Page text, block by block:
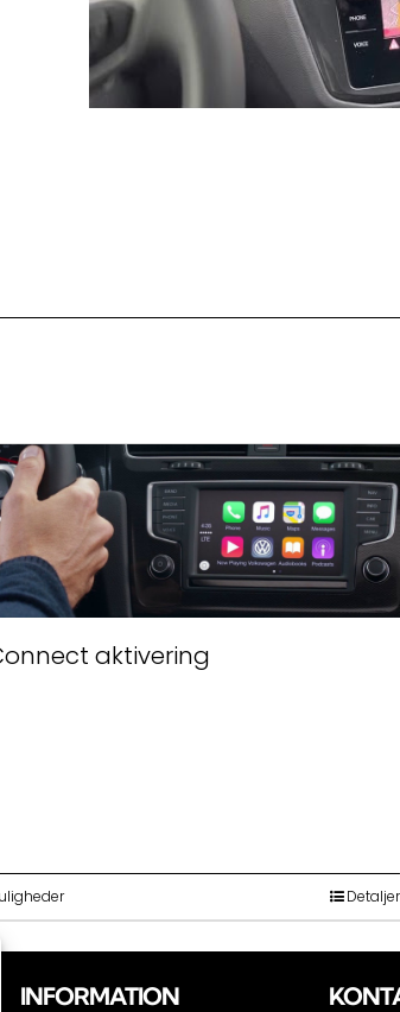
aktivering
Dette
vare
varianter.
Detaljer
INFORMATION